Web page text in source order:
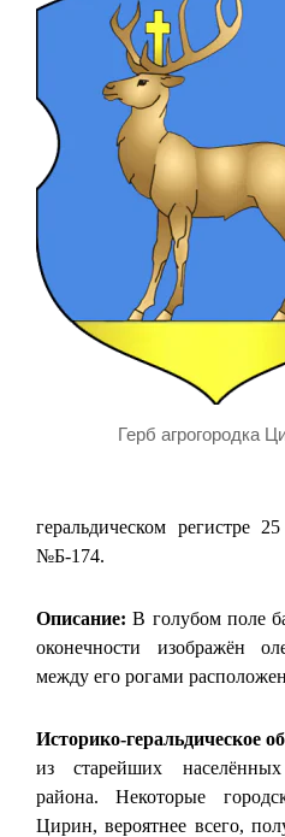
Герб агрогородка
геральдическом регистре
№Б-174.
Описание: В голубом поле
оконечности изображён
между его рогами
Историко-геральдическое
из старейших
района. Некоторые
Цирин, вероятнее всего,